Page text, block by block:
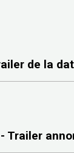
de la
Trailer